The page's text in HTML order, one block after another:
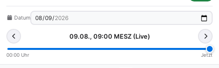
Datum
09.08., 09:00 MESZ (Live)
00:00 Uhr Jetzt